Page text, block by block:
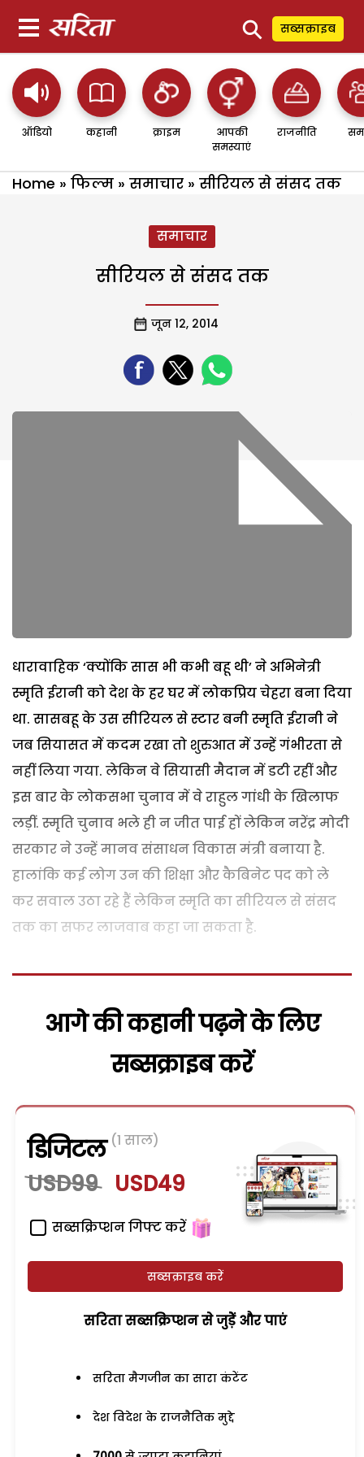
⚲ सब्सक्राइब
ऑडियो कहानी क्राइम
आपकी
समस्याएं
राजनीति
Home » फिल्म » समाचार » सीरियल से संसद तक
समाचार
सीरियल से संसद तक
जून 12, 2014
धारावाहिक ‘क्योंकि सास भी कभी बहू थी’ ने अभिनेत्री
स्मृति ईरानी को देश के हर घर में लोकप्रिय चेहरा बना दिया
था. सासबहू के उस सीरियल से स्टार बनी स्मृति ईरानी ने
जब सियासत में कदम रखा तो शुरुआत में उन्हें गंभीरता से
नहीं लिया गया. लेकिन वे सियासी मैदान में डटी रहीं और
इस बार के लोकसभा चुनाव में वे राहुल गांधी के खिलाफ
लड़ीं. स्मृति चुनाव भले ही न जीत पाई हों लेकिन नरेंद्र मोदी
सरकार ने उन्हें मानव संसाधन विकास मंत्री बनाया है.
हालांकि कई लोग उन की शिक्षा और कैबिनेट पद को ले
कर सवाल उठा रहे हैं लेकिन स्मृति का सीरियल से संसद
तक का सफर लाजवाब कहा जा सकता है.
आगे की कहानी पढ़ने के लिए
सब्सक्राइब करें
डिजिटल (1 साल)
USD99 USD49
सब्सक्रिप्शन गिफ्ट करें
सब्सक्राइब करें
सरिता सब्सक्रिप्शन से जुड़ेें और पाएं
सरिता मैगजीन का सारा कंटेंट
देश विदेश के राजनैतिक मुद्दे